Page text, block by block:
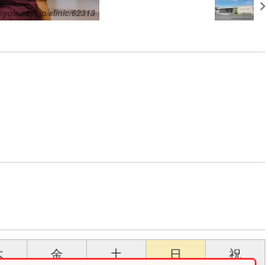
金 土 日 祝